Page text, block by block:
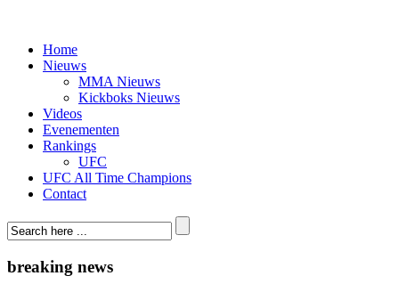
Home
Nieuws
MMA Nieuws
Kickboks Nieuws
Videos
Evenementen
Rankings
UFC
UFC All Time Champions
Contact
breaking news